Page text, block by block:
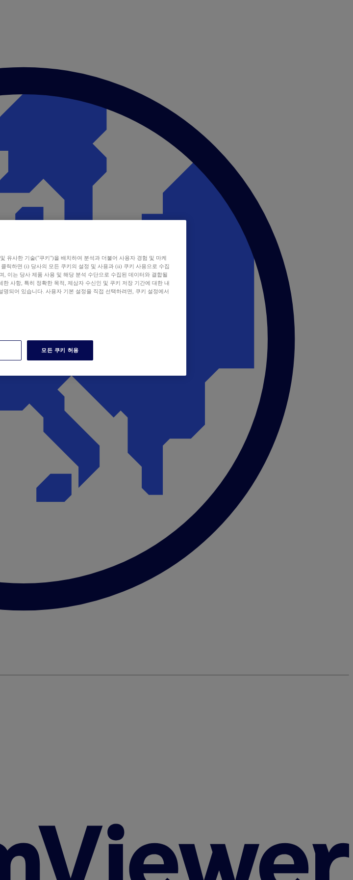
유사한 기술("쿠키")을 배치하여 분석과 더불어 사용자 경험 및 마케
클릭하면 (i) 당사의 모든 쿠키의 설정 및 사용과 (ii) 쿠키 사용으로 수집
, 이는 당사 제품 사용 및 해당 분석 수단으로 수집된 데이터와 결합될
사항, 특히 정확한 목적, 제삼자 수신인 및 쿠키 저장 기간에 대한 내
명되어 있습니다. 사용자 기본 설정을 직접 선택하려면, 쿠키 설정에서
모든 쿠키 허용